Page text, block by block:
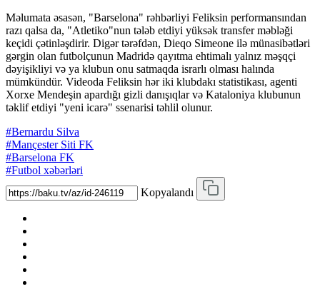
Məlumata əsasən, "Barselona" rəhbərliyi Feliksin performansından
razı qalsa da, "Atletiko"nun tələb etdiyi yüksək transfer məbləği
keçidi çətinləşdirir. Digər tərəfdən, Dieqo Simeone ilə münasibətləri
gərgin olan futbolçunun Madridə qayıtma ehtimalı yalnız məşqçi
dəyişikliyi və ya klubun onu satmaqda israrlı olması halında
mümkündür. Videoda Feliksin hər iki klubdakı statistikası, agenti
Xorxe Mendeşin apardığı gizli danışıqlar və Kataloniya klubunun
təklif etdiyi "yeni icarə" ssenarisi təhlil olunur.
#Bernardu Silva
#Mançester Siti FK
#Barselona FK
#Futbol xəbərləri
Kopyalandı